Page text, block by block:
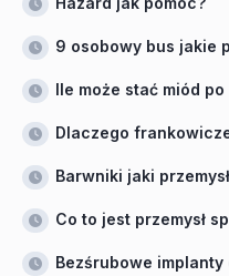
9 osobowy bus jakie
Ile może stać miód
Dlaczego
Barwniki jaki
Co to jest przemysł
Bezśrubowe implanty